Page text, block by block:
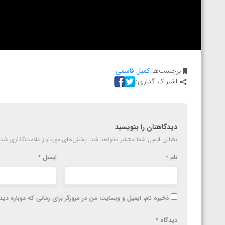
برچسب‌ها:کمیل قاسمی
اشتراک گذاری:
دیدگاهتان را بنویسید
نشانی ایمیل شما منتشر نخواهد شد. بخش‌های موردنیاز علامت‌گذاری
نام * ایمیل*
ذخیره نام، ایمیل و وبسایت من در مرورگر برای زمانی که دوباره
دیدگاه *